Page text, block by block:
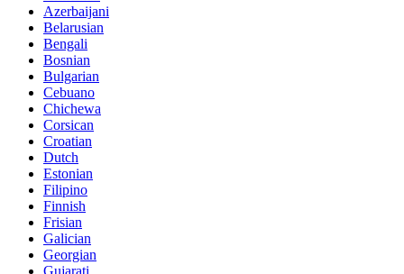
Azerbaijani
Belarusian
Bengali
Bosnian
Bulgarian
Cebuano
Chichewa
Corsican
Croatian
Dutch
Estonian
Filipino
Finnish
Frisian
Galician
Georgian